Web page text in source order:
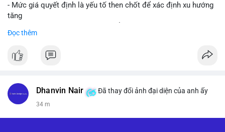
- Mức giá quyết định là yếu tố then chốt để xác định xu hướng
tăng
#vlikevn #titanbot
Đọc thêm
Dhanvin Nair Đã thay đổi ảnh đại diện của anh ấy
34 m